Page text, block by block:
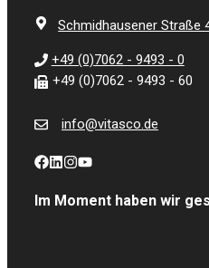
Schmidhausener Straße
+49 (0)7062 - 9493 - 0
+49 (0)7062 - 9493 - 60
info@vitasco.de
Im Moment haben wir